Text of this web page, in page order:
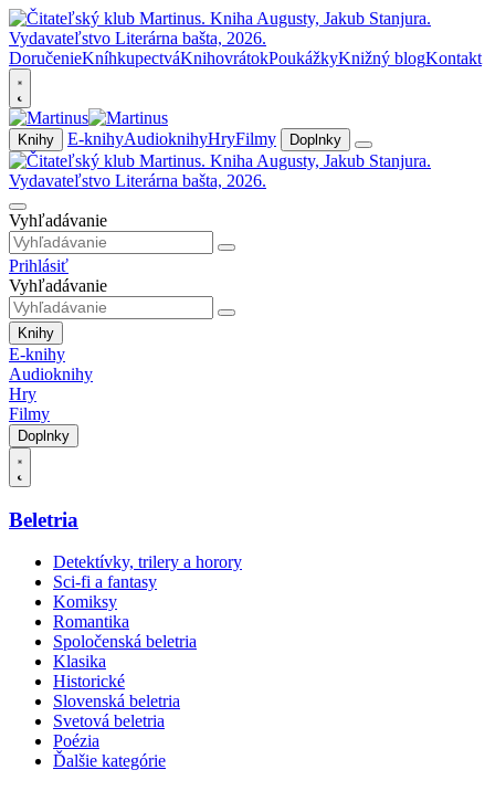
DoručenieKníhkupectváKnihovrátokPoukážkyKnižný blogKontakt
Knihy E-knihyAudioknihyHryFilmy Doplnky
Vyhľadávanie
Prihlásiť
Vyhľadávanie
Knihy
E-knihy
Audioknihy
Hry
Filmy
Doplnky
Beletria
Detektívky, trilery a horory
Sci-fi a fantasy
Komiksy
Romantika
Spoločenská beletria
Klasika
Historické
Slovenská beletria
Svetová beletria
Poézia
Ďalšie kategórie